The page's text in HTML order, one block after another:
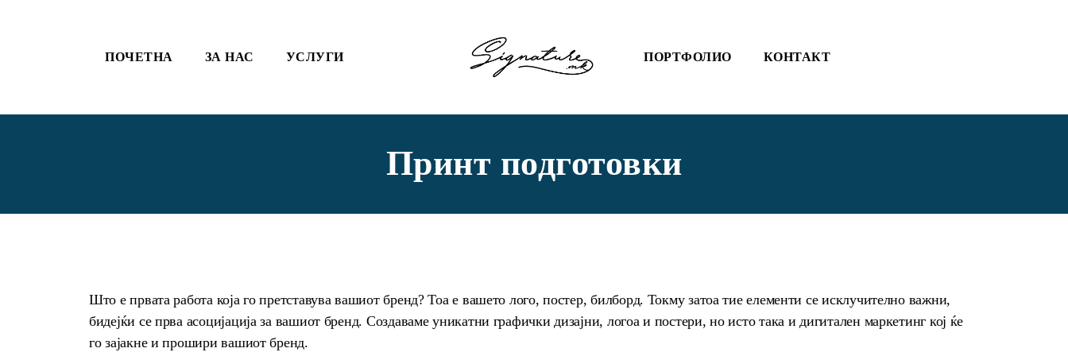
ПОЧЕТНА ЗА НАС УСЛУГИ ПОРТФОЛИО КОНТАКТ
Принт подготовки
Што е првата работа која го претставува вашиот бренд? Тоа е вашето лого, постер, билборд. Токму затоа тие елементи се исклучително важни,
бидејќи се прва асоцијација за вашиот бренд. Создаваме уникатни графички дизајни, логоа и постери, но исто така и дигитален маркетинг кој ќе
го зајакне и прошири вашиот бренд.